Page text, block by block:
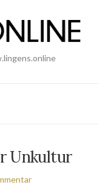
Unkultur